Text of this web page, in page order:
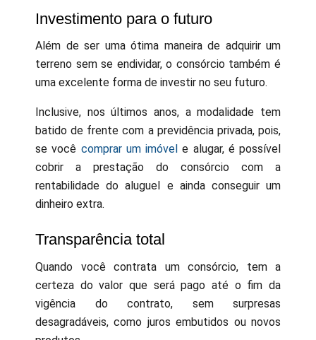
Investimento para o futuro
Além de ser uma ótima maneira de adquirir um
terreno sem se endividar, o consórcio também é
uma excelente forma de investir no seu futuro.
Inclusive, nos últimos anos, a modalidade tem
batido de frente com a previdência privada, pois,
se você comprar um imóvel e alugar, é possível
cobrir a prestação do consórcio com a
rentabilidade do aluguel e ainda conseguir um
dinheiro extra.
Transparência total
Quando você contrata um consórcio, tem a
certeza do valor que será pago até o fim da
vigência do contrato, sem surpresas
desagradáveis, como juros embutidos ou novos